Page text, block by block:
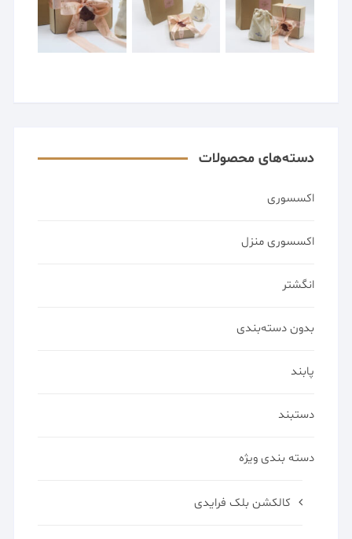
دسته‌های محصولات
اکسسوری
اکسسوری منزل
انگشتر
بدون دسته‌بندی
پابند
دستبند
دسته بندی ویژه
کالکشن بلک فرایدی